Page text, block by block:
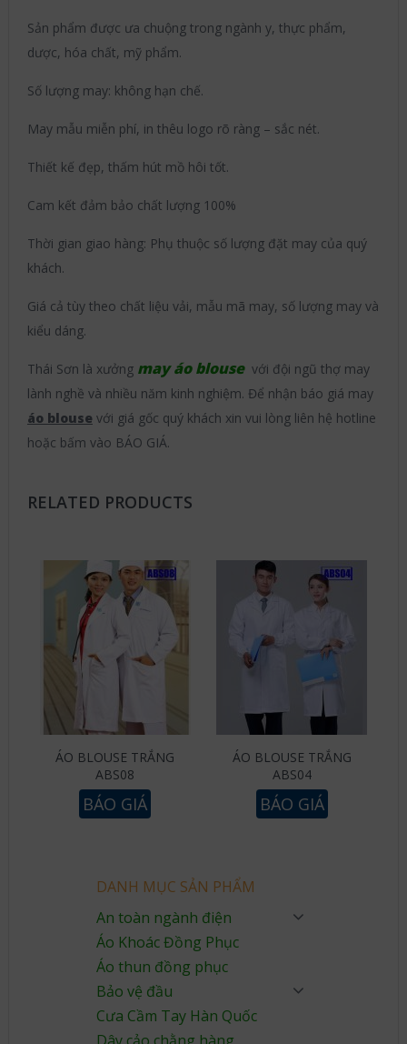
Sản phẩm được ưa chuộng trong ngành y, thực phẩm,
dược, hóa chất, mỹ phẩm.
Số lượng may: không hạn chế.
May mẫu miễn phí, in thêu logo rõ ràng – sắc nét.
Thiết kế đẹp, thấm hút mồ hôi tốt.
Cam kết đảm bảo chất lượng 100%
Thời gian giao hàng: Phụ thuộc số lượng đặt may của quý
khách.
Giá cả tùy theo chất liệu vải, mẫu mã may, số lượng may và
kiểu dáng.
Thái Sơn là xưởng may áo blouse với đội ngũ thợ may
lành nghề và nhiều năm kinh nghiệm. Để nhận báo giá may
áo blouse với giá gốc quý khách xin vui lòng liên hệ hotline
hoặc bấm vào BÁO GIÁ.
RELATED PRODUCTS
ÁO BLOUSE TRẮNG
ABS08
BÁO GIÁ
ÁO BLOUSE TRẮNG
ABS04
BÁO GIÁ
DANH MỤC SẢN PHẨM
An toàn ngành điện
Áo Khoác Đồng Phục
Áo thun đồng phục
Bảo vệ đầu
Cưa Cầm Tay Hàn Quốc